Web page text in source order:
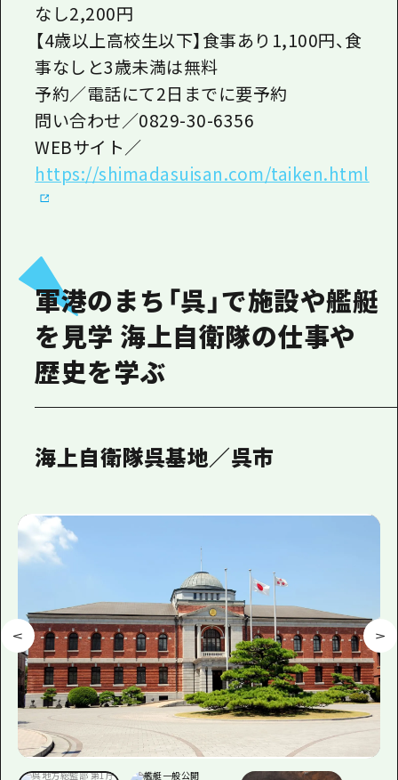
なし2,200円
【4歳以上高校生以下】食事あり1,100円、食
事なしと3歳未満は無料
予約／電話にて2日までに要予約
問い合わせ／0829-30-6356
WEBサイト／
https://shimadasuisan.com/taiken.html
軍港のまち「呉」で施設や艦艇
を見学 海上自衛隊の仕事や
歴史を学ぶ
海上自衛隊呉基地／呉市